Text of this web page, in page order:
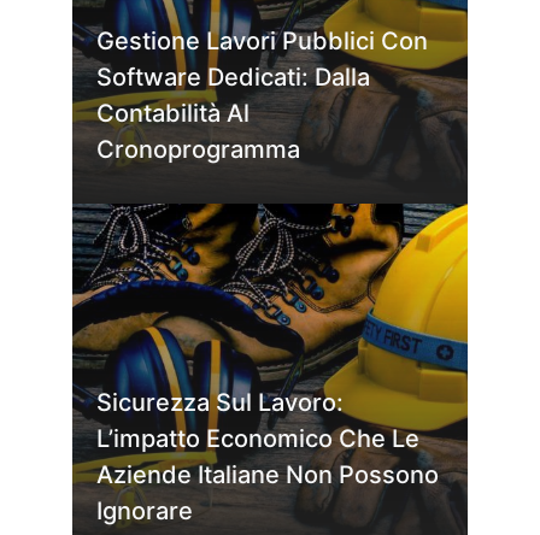
Gestione Lavori Pubblici Con
Software Dedicati: Dalla
Contabilità Al
Cronoprogramma
Sicurezza Sul Lavoro:
L’impatto Economico Che Le
Aziende Italiane Non Possono
Ignorare